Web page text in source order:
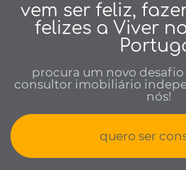
vem ser feliz,
felizes a Viver
procura um novo desafio
consultor imobiliário
nós!
quero ser